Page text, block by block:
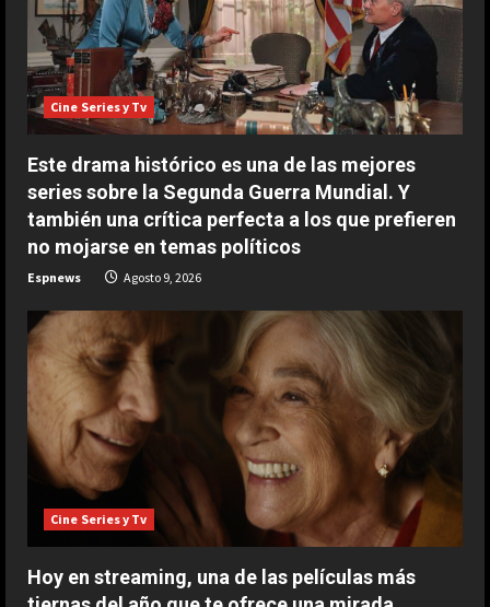
i
n
g
Cine Series y Tv
Este drama histórico es una de las mejores
series sobre la Segunda Guerra Mundial. Y
también una crítica perfecta a los que prefieren
no mojarse en temas políticos
Espnews Agosto 9, 2026
Cine Series y Tv
Hoy en streaming, una de las películas más